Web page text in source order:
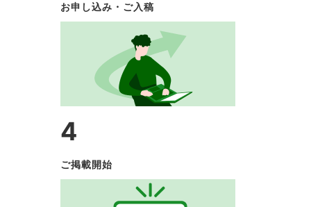
お申し込み・ご入稿
4
ご掲載開始